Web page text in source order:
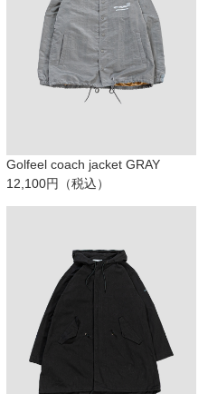
Golfeel coach jacket GRAY
12,100円（税込）